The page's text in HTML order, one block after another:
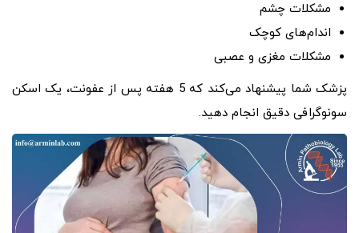
مشکلات چشم
اندام‌های کوچک
مشکلات مغزی و عصبی
پزشک شما پیشنهاد می‌کند که 5 هفته پس از عفونت، یک اسکن
سونوگرافی دقیق انجام دهید.